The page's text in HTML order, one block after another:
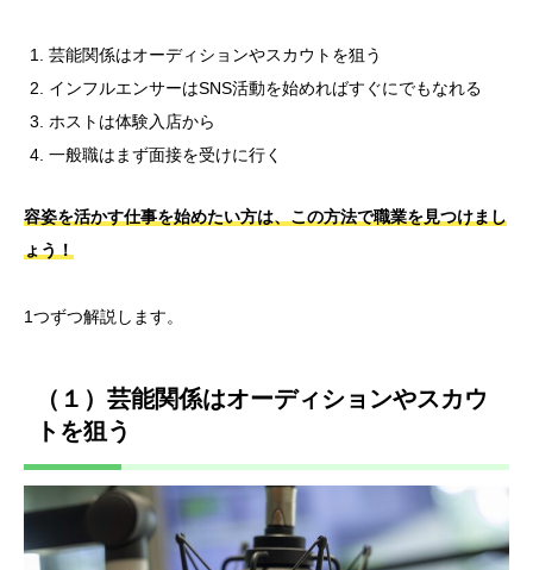
芸能関係はオーディションやスカウトを狙う
インフルエンサーはSNS活動を始めればすぐにでもなれる
ホストは体験入店から
一般職はまず面接を受けに行く
容姿を活かす仕事を始めたい方は、この方法で職業を見つけまし
ょう！
1つずつ解説します。
（１）芸能関係はオーディションやスカウ
トを狙う